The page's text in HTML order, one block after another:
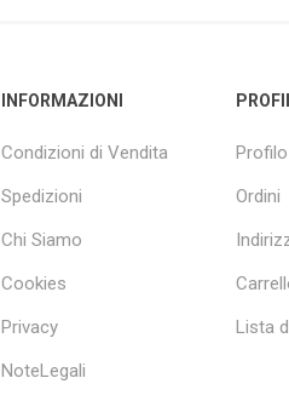
INFORMAZIONI
Condizioni di Vendita
Spedizioni
Chi Siamo
Cookies
Privacy
NoteLegali
Profilo
Ordini
Lista